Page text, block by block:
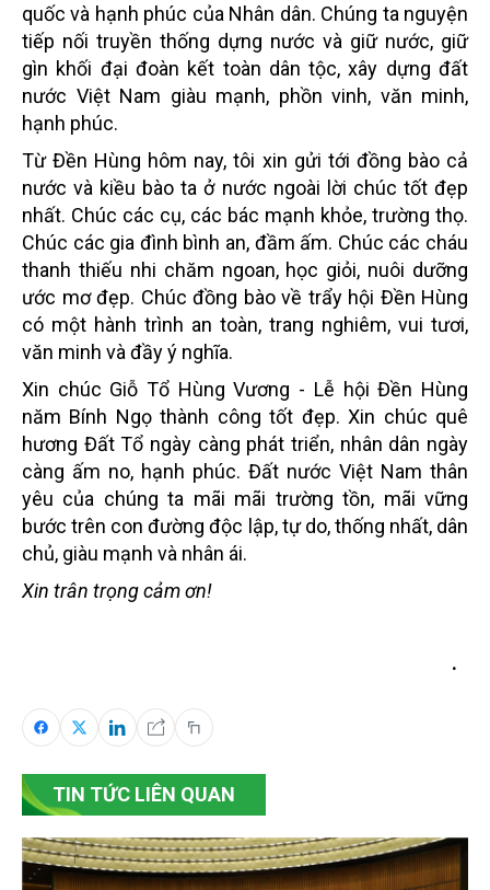
quốc và hạnh phúc của Nhân dân. Chúng ta nguyện
tiếp nối truyền thống dựng nước và giữ nước, giữ
gìn khối đại đoàn kết toàn dân tộc, xây dựng đất
nước Việt Nam giàu mạnh, phồn vinh, văn minh,
hạnh phúc.
Từ Đền Hùng hôm nay, tôi xin gửi tới đồng bào cả
nước và kiều bào ta ở nước ngoài lời chúc tốt đẹp
nhất. Chúc các cụ, các bác mạnh khỏe, trường thọ.
Chúc các gia đình bình an, đầm ấm. Chúc các cháu
thanh thiếu nhi chăm ngoan, học giỏi, nuôi dưỡng
ước mơ đẹp. Chúc đồng bào về trẩy hội Đền Hùng
có một hành trình an toàn, trang nghiêm, vui tươi,
văn minh và đầy ý nghĩa.
Xin chúc Giỗ Tổ Hùng Vương - Lễ hội Đền Hùng
năm Bính Ngọ thành công tốt đẹp. Xin chúc quê
hương Đất Tổ ngày càng phát triển, nhân dân ngày
càng ấm no, hạnh phúc. Đất nước Việt Nam thân
yêu của chúng ta mãi mãi trường tồn, mãi vững
bước trên con đường độc lập, tự do, thống nhất, dân
chủ, giàu mạnh và nhân ái.
Xin trân trọng cảm ơn!
.
TIN TỨC LIÊN QUAN